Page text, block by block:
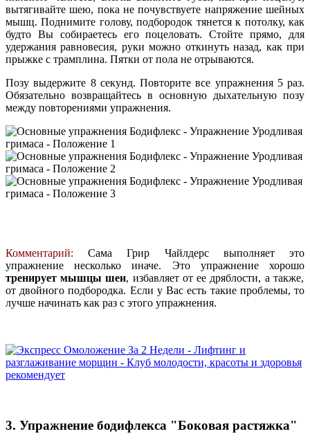
вытягивайте шею, пока не почувствуете напряжение шейных
мышц. Поднимите голову, подбородок тянется к потолку, как
будто Вы собираетесь его поцеловать. Стойте прямо, для
удержания равновесия, руки можно откинуть назад, как при
прыжке с трамплина. Пятки от пола не отрываются.
Позу выдержите 8 секунд. Повторите все упражнения 5 раз.
Обязательно возвращайтесь в основную дыхательную позу
между повторениями упражнения.
Комментарий: Сама Грир Чайлдерс выполняет это
упражнение несколько иначе. Это упражнение хорошо
тренирует мышцы шеи, избавляет от ее дряблости, а также,
от двойного подбородка. Если у Вас есть такие проблемы, то
лучше начинать как раз с этого упражнения.
3. Упражнение бодифлекса "Боковая растяжка"